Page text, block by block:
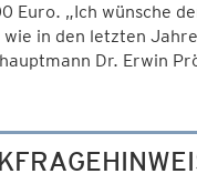
Euro. „Ich wünsche
wie in den letzten
Dr. Erwin